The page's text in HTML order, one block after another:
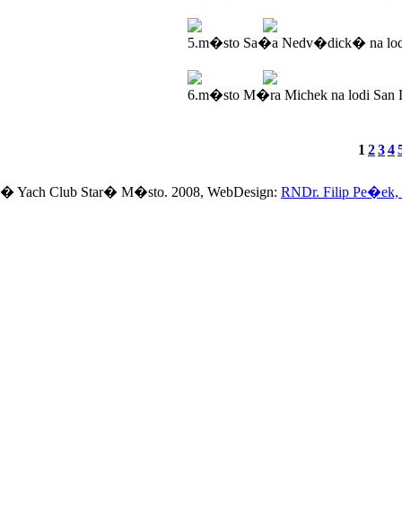
5.m�sto Sa�a Nedv�dick� na
6.m�sto M�ra Michek na lodi San
1 234
� Yach Club Star� M�sto. 2008, WebDesign: RNDr. Filip Pe�ek,